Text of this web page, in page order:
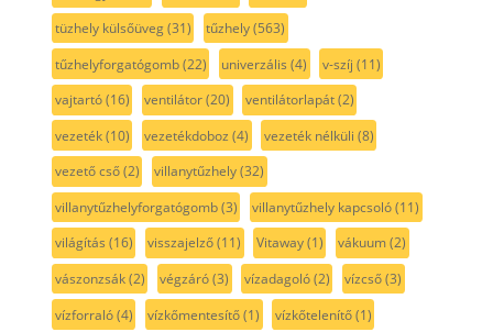
tüzhely külsőüveg(31) tűzhely(563)
tűzhelyforgatógomb(22) univerzális (4) v-szíj (11)
vajtartó(16) ventilátor(20) ventilátorlapát(2)
vezeték(10) vezetékdoboz (4) vezeték nélküli (8)
vezető cső(2) villanytűzhely(32)
villanytűzhelyforgatógomb(3) villanytűzhely kapcsoló(11)
világítás (16) visszajelző(11) Vitaway(1) vákuum(2)
vászonzsák(2) végzáró(3) vízadagoló(2) vízcső(3)
vízforraló(4) vízkőmentesítő(1) vízkőtelenítő(1)